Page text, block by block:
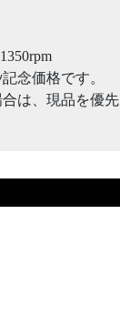
念価格です。
は、現品を優先